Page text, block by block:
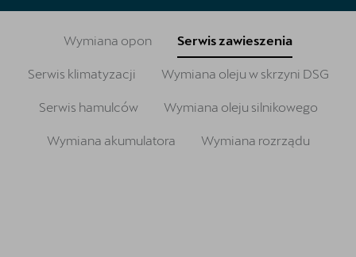
Jazda próbna CUPRĄ
CUPRA For Business
Akcesoria CUPRA
Finansowanie
5 lat gwarancji
Wymiana opon Serwis zawieszenia
Serwis klimatyzacji Wymiana oleju w skrzyni DSG
Serwis hamulców Wymiana oleju silnikowego
Wymiana akumulatora Wymiana rozrządu